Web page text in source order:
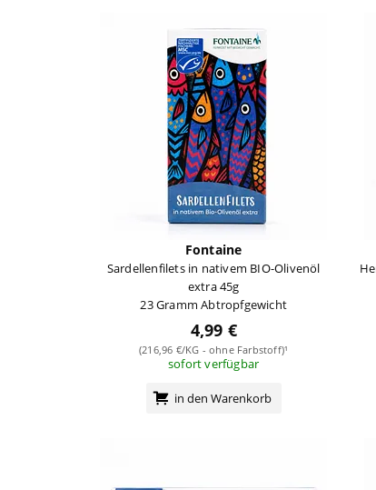
Fontaine
Sardellenfilets in nativem BIO-Olivenöl
extra 45g
23 Gramm Abtropfgewicht
4,99 €
(216,96 €/KG - ohne Farbstoff)¹
sofort verfügbar
in den Warenkorb